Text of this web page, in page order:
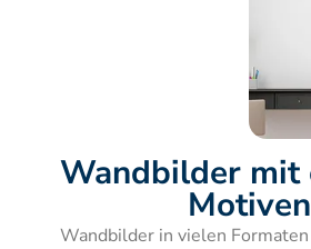
Wandbilder mit
Motiven
Wandbilder in vielen